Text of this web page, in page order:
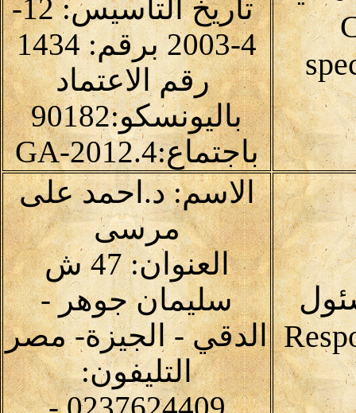
تاريخ التأسيس: 12-
4-2003 برقم: 1434
رقم الاعتماد
باليونسكو:90182
باجتماع:4.GA-2012
الاسم: د.احمد على
مرسى
العنوان: 47 ش
سليمان جوهر -
الدقي - الجيزة- مصر
التليفون: